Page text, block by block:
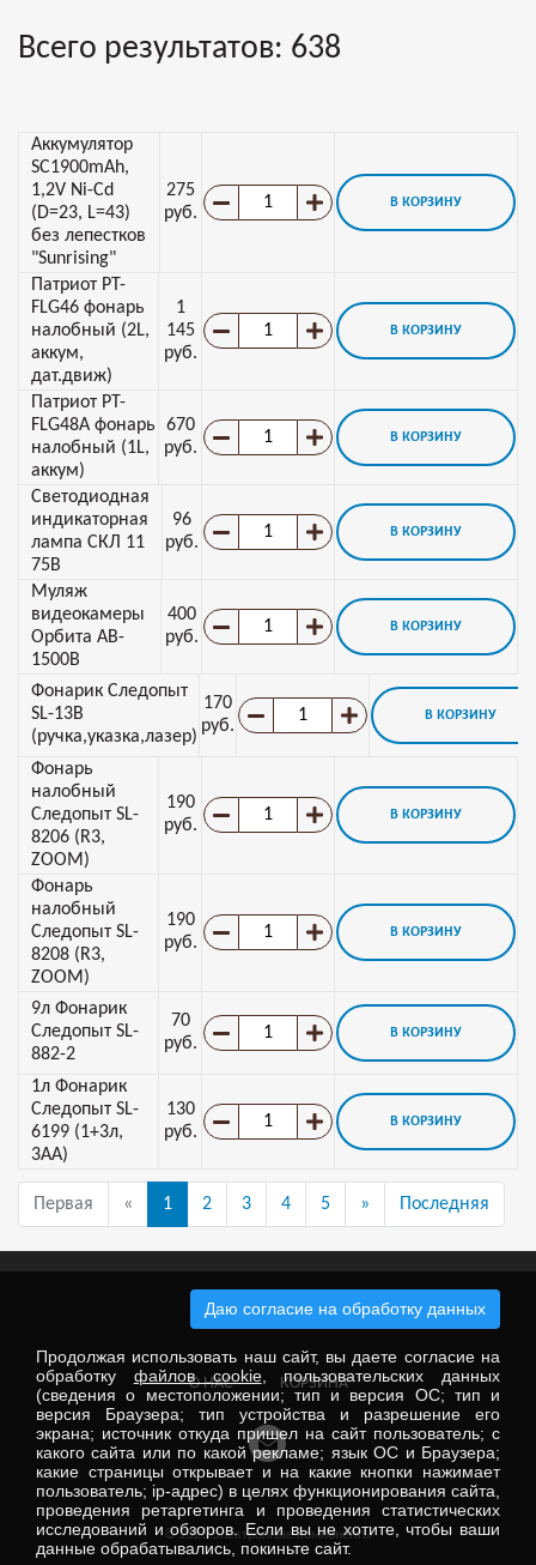
Всего результатов: 638
Аккумулятор
SC1900mAh,
1,2V Ni-Cd
(D=23, L=43)
без лепестков
"Sunrising"
275
руб.
В КОРЗИНУ
Патриот PT-
FLG46 фонарь
налобный (2L,
аккум,
дат.движ)
1
145
руб.
В КОРЗИНУ
Патриот PT-
FLG48A фонарь
налобный (1L,
аккум)
670
руб.
В КОРЗИНУ
Светодиодная
индикаторная
лампа СКЛ 11
75В
96
руб.
В КОРЗИНУ
Муляж
видеокамеры
Орбита AB-
1500В
400
руб.
В КОРЗИНУ
Фонарик Следопыт
SL-13B
(ручка,указка,лазер)
170
руб.
В КОРЗИНУ
Фонарь
налобный
Следопыт SL-
8206 (R3,
ZOOM)
190
руб.
В КОРЗИНУ
Фонарь
налобный
Следопыт SL-
8208 (R3,
ZOOM)
190
руб.
В КОРЗИНУ
9л Фонарик
Следопыт SL-
882-2
70
руб.
В КОРЗИНУ
1л Фонарик
Следопыт SL-
6199 (1+3л,
3АА)
130
руб.
В КОРЗИНУ
Первая « 1 2 3 4 5 » Последняя
Электронные компоненты
О НАС КОРЗИНА
© 2026 Электронные компоненты
Даю согласие на обработку данных
Продолжая использовать наш сайт, вы даете согласие на
обработку файлов cookie, пользовательских данных
(сведения о местоположении; тип и версия ОС; тип и
версия Браузера; тип устройства и разрешение его
экрана; источник откуда пришел на сайт пользователь; с
какого сайта или по какой рекламе; язык ОС и Браузера;
какие страницы открывает и на какие кнопки нажимает
пользователь; ip-адрес) в целях функционирования сайта,
проведения ретаргетинга и проведения статистических
исследований и обзоров. Если вы не хотите, чтобы ваши
данные обрабатывались, покиньте сайт.